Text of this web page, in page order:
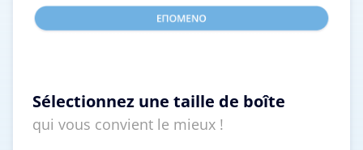
Sélectionnez une taille de boîte
qui vous convient le mieux !